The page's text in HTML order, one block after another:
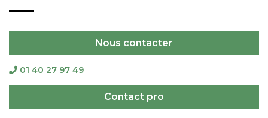
Nous contacter
01 40 27 97 49
Contact pro